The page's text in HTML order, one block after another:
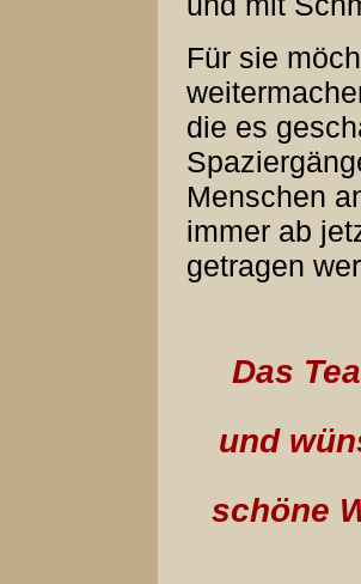
Für sie
die es
Menschen
immer ab
getragen
Das
und
schöne